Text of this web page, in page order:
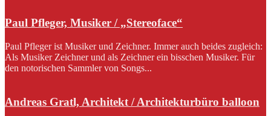
Paul Pfleger, Musiker / „Stereoface“
Paul Pfleger ist Musiker und Zeichner. Immer auch beides zugleich:
Als Musiker Zeichner und als Zeichner ein bisschen Musiker. Für
den notorischen Sammler von Songs...
Andreas Gratl, Architekt / Architekturbüro balloon